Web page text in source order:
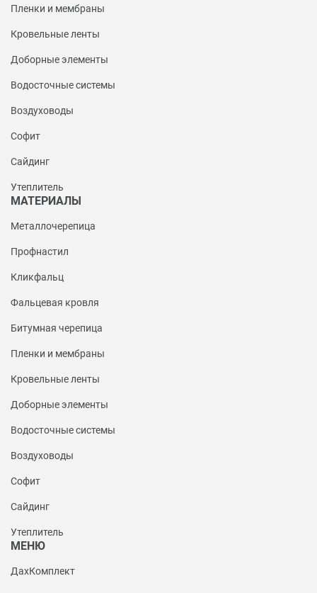
Пленки и мембраны
Кровельные ленты
Доборные элементы
Водосточные системы
Воздуховоды
Софит
Сайдинг
Утеплитель
МАТЕРИАЛЫ
Металлочерепица
Профнастил
Кликфальц
Фальцевая кровля
Битумная черепица
Пленки и мембраны
Кровельные ленты
Доборные элементы
Водосточные системы
Воздуховоды
Софит
Сайдинг
Утеплитель
МЕНЮ
ДахКомплект